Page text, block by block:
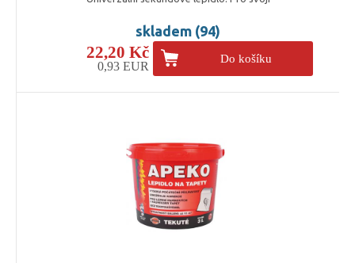
skladem (94)
22,20 Kč
0,93 EUR
Do košíku